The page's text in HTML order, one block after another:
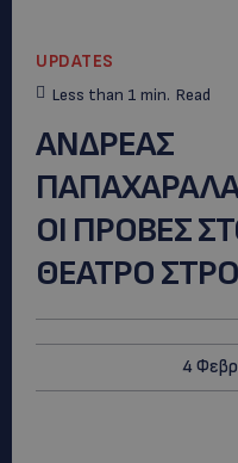
UPDATES
Less than 1 min. Read
ΑΝΔΡΕΑΣ
ΟΙ ΠΡΟΒΕΣ
ΘΕΑΤΡΟ
4